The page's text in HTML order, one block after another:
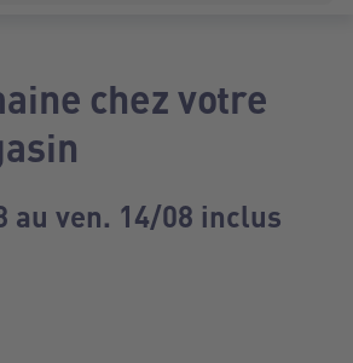
chez votre
au ven. 14/08 inclus